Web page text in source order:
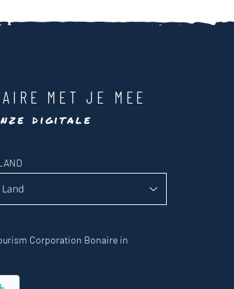
MET JE MEE
digitale
Corporation Bonaire in